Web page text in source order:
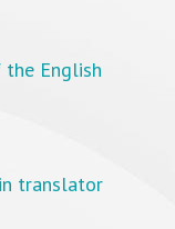
English
translator